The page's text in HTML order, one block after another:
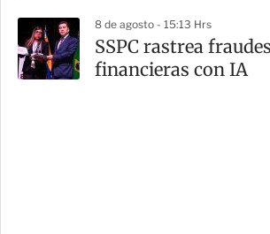
8 de agosto - 15:13 Hrs
SSPC rastrea
financieras con IA